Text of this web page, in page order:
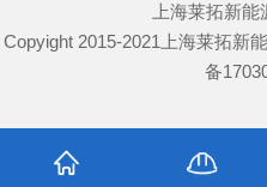
上海莱拓新
Copyight 2015-2021上海莱拓新
备